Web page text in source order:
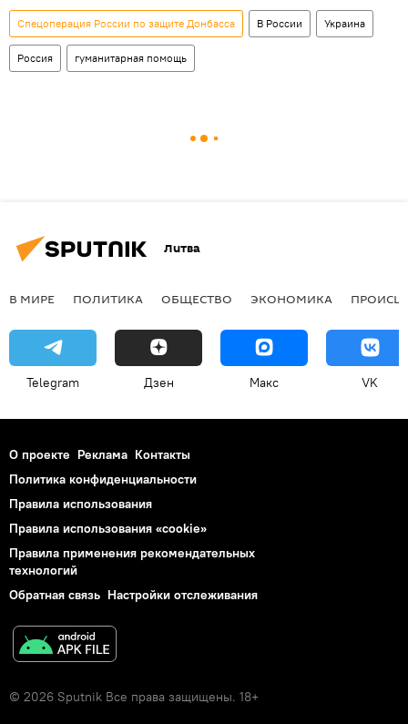
Спецоперация России по защите Донбасса В России Украина
Россия гуманитарная помощь
Литва
В МИРЕ ПОЛИТИКА ОБЩЕСТВО ЭКОНОМИКА
Telegram Дзен Макс VK
О проекте Реклама Контакты
Политика конфиденциальности
Правила использования
Правила использования «cookie»
Правила применения рекомендательных
технологий
Обратная связь Настройки отслеживания
© 2026 Sputnik Все права защищены. 18+